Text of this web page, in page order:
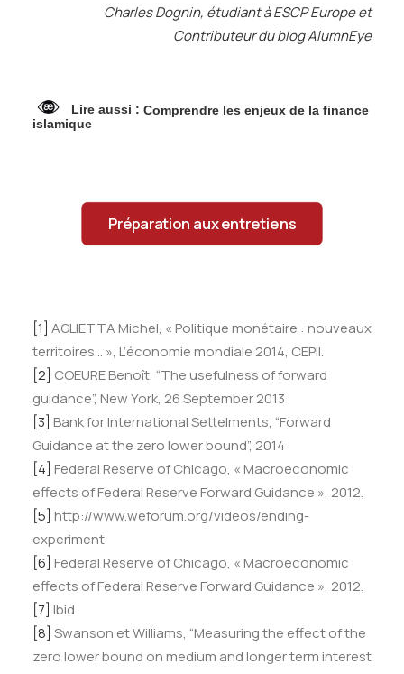
Charles Dognin, étudiant à ESCP Europe et
Contributeur du blog AlumnEye
Lire aussi : Comprendre les enjeux de la finance
islamique
Préparation aux entretiens
[1] AGLIETTA Michel, « Politique monétaire : nouveaux
territoires… », L’économie mondiale 2014, CEPII.
[2] COEURE Benoît, “The usefulness of forward
guidance”, New York, 26 September 2013
[3] Bank for International Settelments, “Forward
Guidance at the zero lower bound”, 2014
[4] Federal Reserve of Chicago, « Macroeconomic
effects of Federal Reserve Forward Guidance », 2012.
[5] http://www.weforum.org/videos/ending-
experiment
[6] Federal Reserve of Chicago, « Macroeconomic
effects of Federal Reserve Forward Guidance », 2012.
[7] Ibid
[8] Swanson et Williams, “Measuring the effect of the
zero lower bound on medium and longer term interest